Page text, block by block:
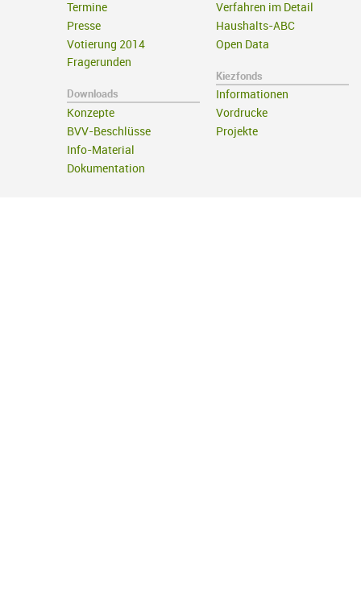
Termine
Presse
Votierung 2014
Fragerunden
Downloads
Konzepte
BVV-Beschlüsse
Info-Material
Dokumentation
Verfahren im Detail
Haushalts-ABC
Open Data
Kiezfonds
Informationen
Vordrucke
Projekte